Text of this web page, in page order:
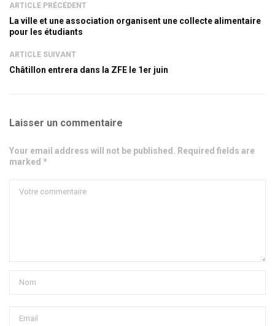
ARTICLE PRÉCÉDENT
La ville et une association organisent une collecte alimentaire
pour les étudiants
ARTICLE SUIVANT
Châtillon entrera dans la ZFE le 1er juin
Laisser un commentaire
Your email address will not be published. Required fields are
marked *